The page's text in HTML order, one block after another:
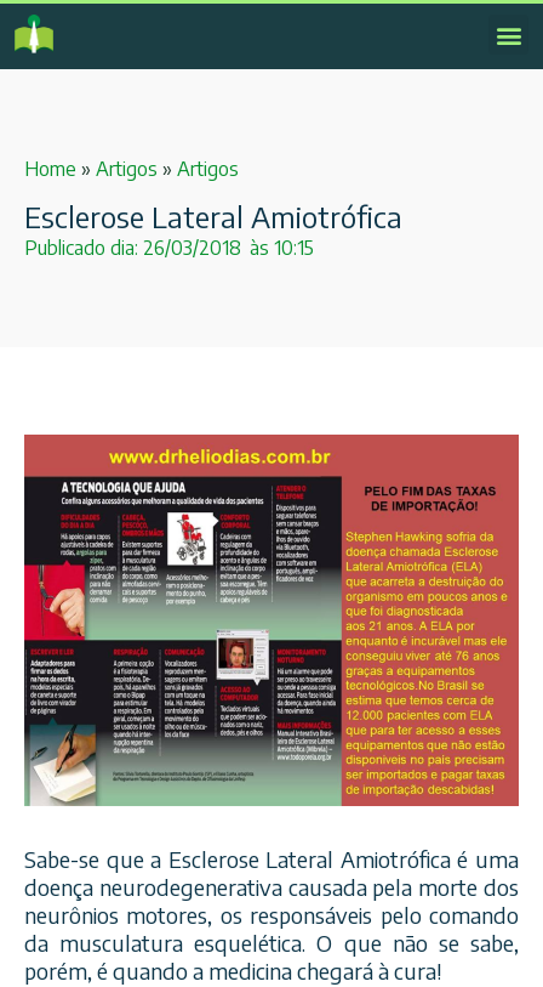
Home » Artigos » Artigos
Esclerose Lateral Amiotrófica
Publicado dia: 26/03/2018 às 10:15
Sabe-se que a Esclerose Lateral Amiotrófica é uma
doença neurodegenerativa causada pela morte dos
neurônios motores, os responsáveis pelo comando
da musculatura esquelética. O que não se sabe,
porém, é quando a medicina chegará à cura!